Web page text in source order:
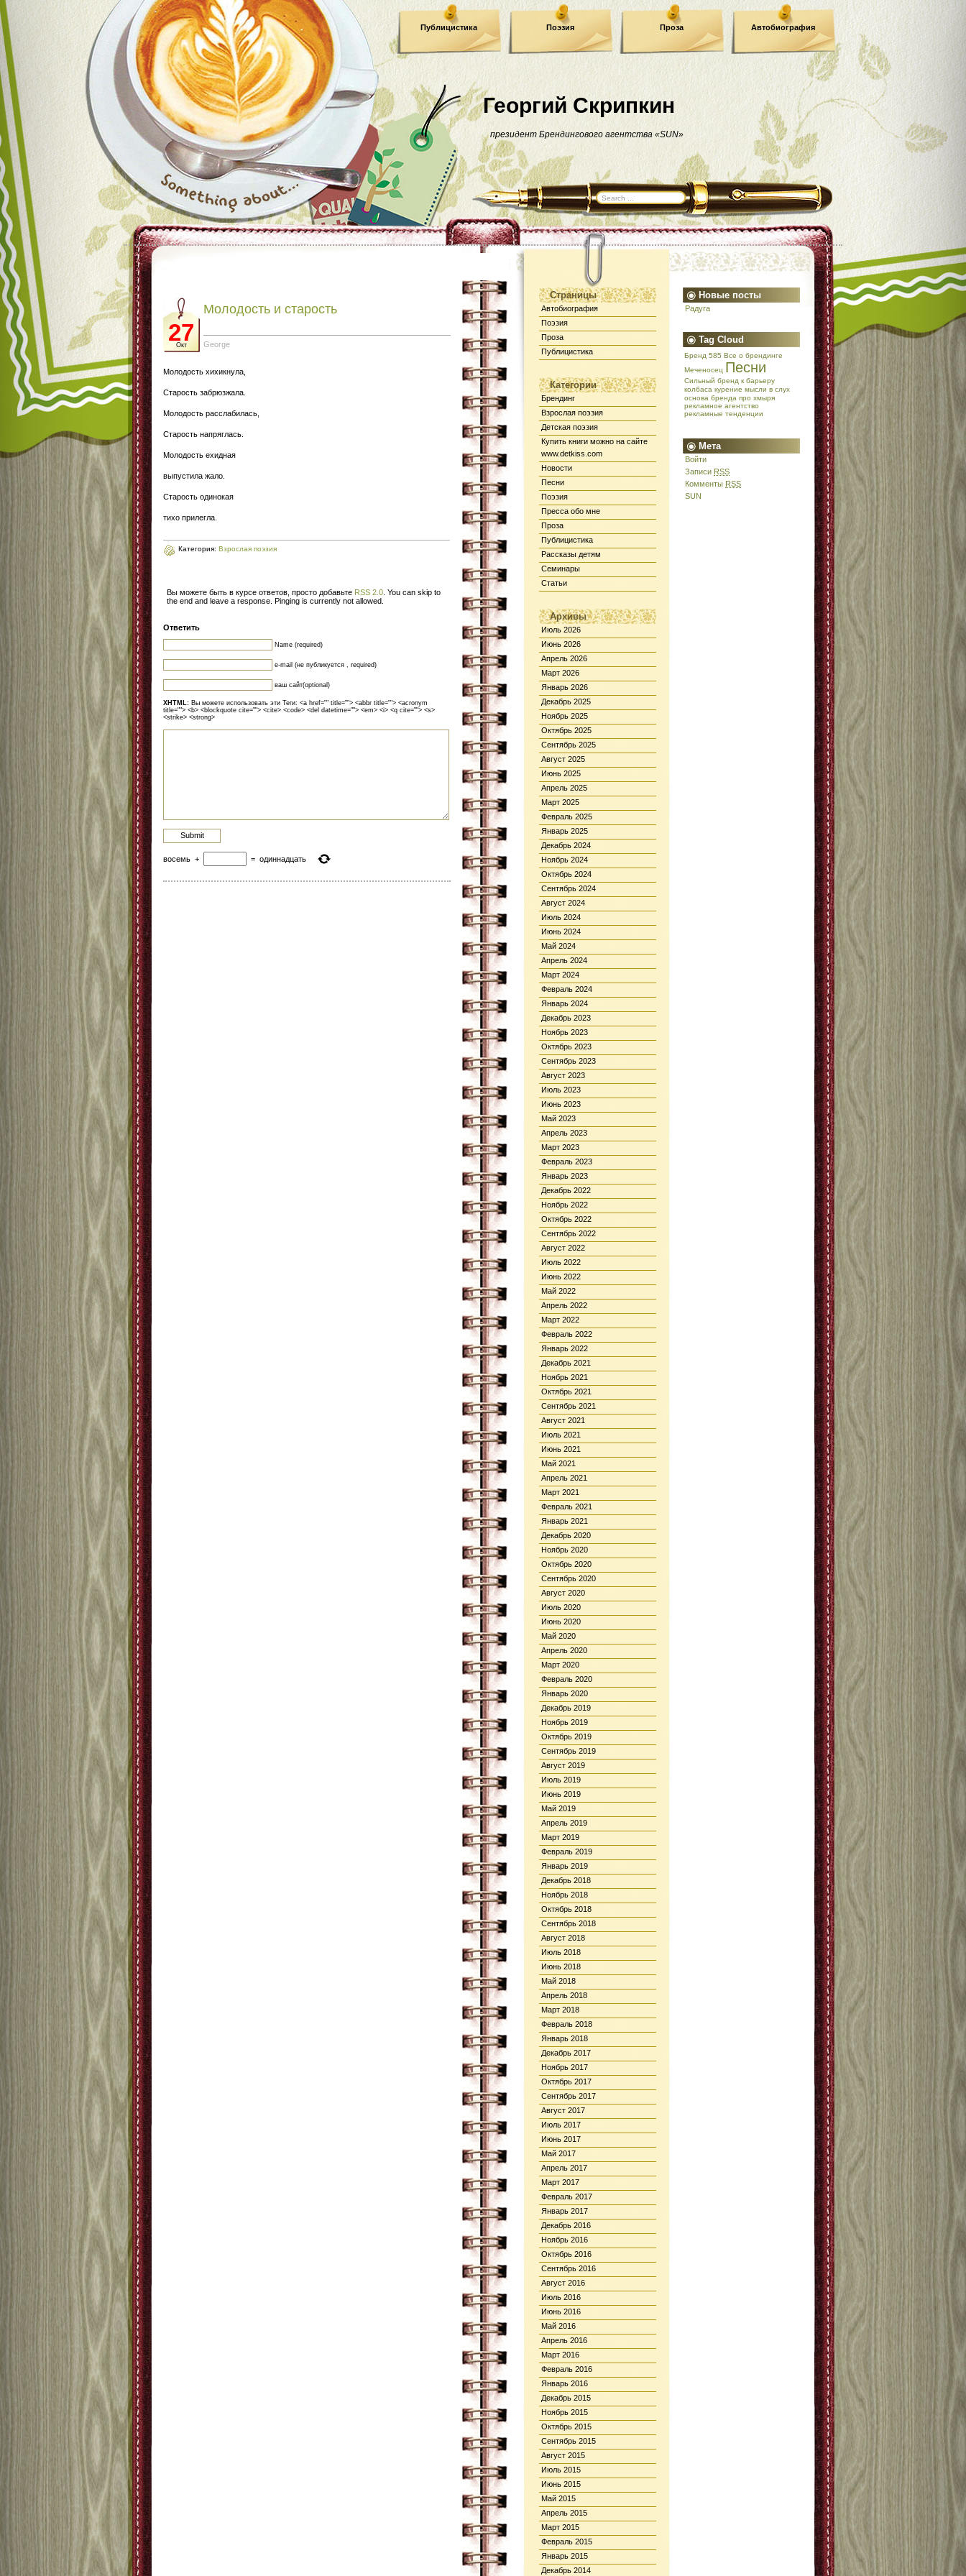
Георгий Скрипкин
президент Брендингового агентства «SUN»
Публицистика Поэзия Проза Автобиография
Страницы
Автобиография
Поэзия
Проза
Публицистика
Категории
Брендинг
Взрослая поэзия
Детская поэзия
Купить книги можно на сайте
www.detkiss.com
Новости
Песни
Поэзия
Пресса обо мне
Проза
Публицистика
Рассказы детям
Семинары
Статьи
Архивы
Июль 2026
Июнь 2026
Апрель 2026
Март 2026
Январь 2026
Декабрь 2025
Ноябрь 2025
Октябрь 2025
Сентябрь 2025
Август 2025
Июнь 2025
Апрель 2025
Март 2025
Февраль 2025
Январь 2025
Декабрь 2024
Ноябрь 2024
Октябрь 2024
Сентябрь 2024
Август 2024
Июль 2024
Июнь 2024
Май 2024
Апрель 2024
Март 2024
Февраль 2024
Январь 2024
Декабрь 2023
Ноябрь 2023
Октябрь 2023
Сентябрь 2023
Август 2023
Июль 2023
Июнь 2023
Май 2023
Апрель 2023
Март 2023
Февраль 2023
Январь 2023
Декабрь 2022
Ноябрь 2022
Октябрь 2022
Сентябрь 2022
Август 2022
Июль 2022
Июнь 2022
Май 2022
Апрель 2022
Март 2022
Февраль 2022
Январь 2022
Декабрь 2021
Ноябрь 2021
Октябрь 2021
Сентябрь 2021
Август 2021
Июль 2021
Июнь 2021
Май 2021
Апрель 2021
Март 2021
Февраль 2021
Январь 2021
Декабрь 2020
Ноябрь 2020
Октябрь 2020
Сентябрь 2020
Август 2020
Июль 2020
Июнь 2020
Май 2020
Апрель 2020
Март 2020
Февраль 2020
Январь 2020
Декабрь 2019
Ноябрь 2019
Октябрь 2019
Сентябрь 2019
Август 2019
Июль 2019
Июнь 2019
Май 2019
Апрель 2019
Март 2019
Февраль 2019
Январь 2019
Декабрь 2018
Ноябрь 2018
Октябрь 2018
Сентябрь 2018
Август 2018
Июль 2018
Июнь 2018
Май 2018
Апрель 2018
Март 2018
Февраль 2018
Январь 2018
Декабрь 2017
Ноябрь 2017
Октябрь 2017
Сентябрь 2017
Август 2017
Июль 2017
Июнь 2017
Май 2017
Апрель 2017
Март 2017
Февраль 2017
Январь 2017
Декабрь 2016
Ноябрь 2016
Октябрь 2016
Сентябрь 2016
Август 2016
Июль 2016
Июнь 2016
Май 2016
Апрель 2016
Март 2016
Февраль 2016
Январь 2016
Декабрь 2015
Ноябрь 2015
Октябрь 2015
Сентябрь 2015
Август 2015
Июль 2015
Июнь 2015
Май 2015
Апрель 2015
Март 2015
Февраль 2015
Январь 2015
Декабрь 2014
Новые посты
Радуга
Tag Cloud
Бренд 585 Все о брендинге
Меченосец Песни
Сильный бренд к барьеру
колбаса курение мысли в слух
основа бренда про хмыря
рекламное агентство
рекламные тенденции
Мета
Войти
Записи RSS
Комменты RSS
SUN
27
Окт
Молодость и старость
George
Молодость хихикнула,
Старость забрюзжала.
Молодость расслабилась,
Старость напряглась.
Молодость ехидная
выпустила жало.
Старость одинокая
тихо прилегла.
Категория: Взрослая поэзия
Вы можете быть в курсе ответов, просто добавьте RSS 2.0 . You can skip to
the end and leave a response. Pinging is currently not allowed.
Ответить
Name (required)
e-mail (не публикуется , required)
ваш сайт(optional)
XHTML: Вы можете использовать эти Теги: <a href="" title=""> <abbr title=""> <acronym
title=""> <b> <blockquote cite=""> <cite> <code> <del datetime=""> <em> <i> <q cite=""> <s>
<strike> <strong>
восемь + = одиннадцать